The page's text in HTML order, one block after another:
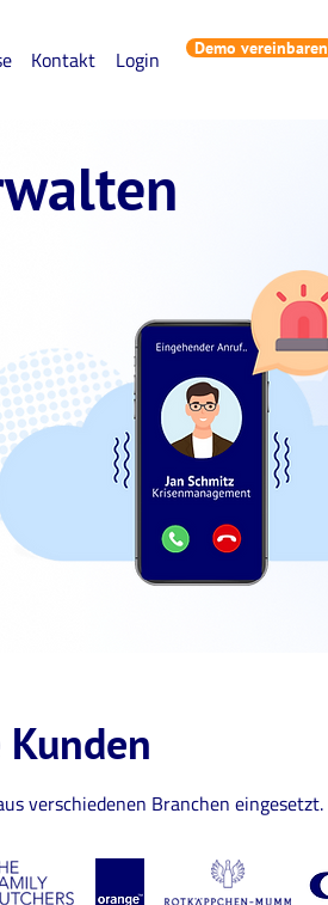
Kontakt Login Demo vereinbaren
verschiedenen Branchen eingesetzt.